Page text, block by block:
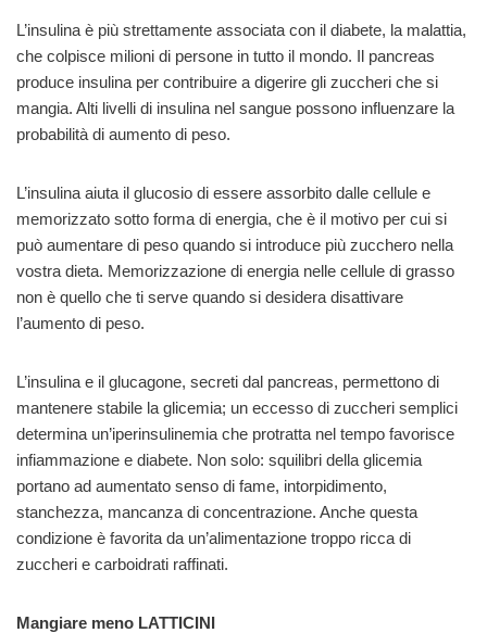
L’insulina è più strettamente associata con il diabete, la malattia,
che colpisce milioni di persone in tutto il mondo. Il pancreas
produce insulina per contribuire a digerire gli zuccheri che si
mangia. Alti livelli di insulina nel sangue possono influenzare la
probabilità di aumento di peso.
L’insulina aiuta il glucosio di essere assorbito dalle cellule e
memorizzato sotto forma di energia, che è il motivo per cui si
può aumentare di peso quando si introduce più zucchero nella
vostra dieta. Memorizzazione di energia nelle cellule di grasso
non è quello che ti serve quando si desidera disattivare
l’aumento di peso.
L’insulina e il glucagone, secreti dal pancreas, permettono di
mantenere stabile la glicemia; un eccesso di zuccheri semplici
determina un’iperinsulinemia che protratta nel tempo favorisce
infiammazione e diabete. Non solo: squilibri della glicemia
portano ad aumentato senso di fame, intorpidimento,
stanchezza, mancanza di concentrazione. Anche questa
condizione è favorita da un’alimentazione troppo ricca di
zuccheri e carboidrati raffinati.
Mangiare meno LATTICINI